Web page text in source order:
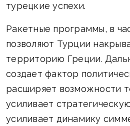
турецкие успехи.
Ракетные программы, в
позволяют Турции
территорию Греции.
создает фактор
расширяет возможности
усиливает
усиливает динамику